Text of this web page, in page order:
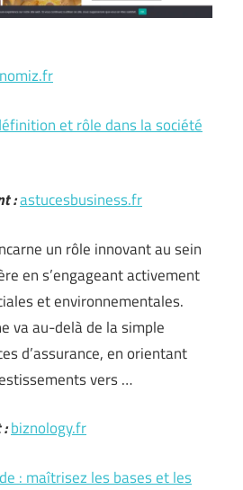
et rôle dans la société
:astucesbusiness.fr
un rôle innovant au sein
en s’engageant activement
et environnementales.
va au-delà de la simple
d’assurance, en orientant
vers …
:biznology.fr
: maîtrisez les bases et les